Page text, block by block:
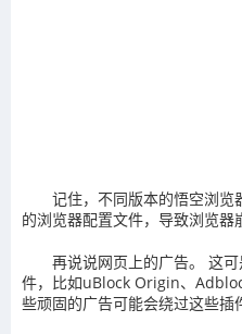
记住，不同版本的悟空浏
的浏览器配置文件，导致浏览器
再说说网页上的广告。 这
件，比如uBlock Origin、
些顽固的广告可能会绕过这些插